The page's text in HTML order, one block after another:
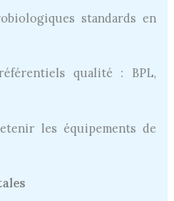
standards en
qualité : BPL,
les équipements de